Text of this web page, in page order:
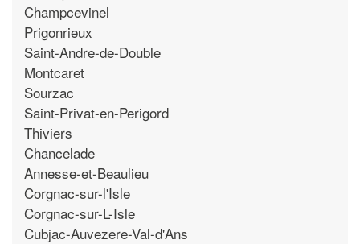
Champcevinel
Prigonrieux
Saint-Andre-de-Double
Montcaret
Sourzac
Saint-Privat-en-Perigord
Thiviers
Chancelade
Annesse-et-Beaulieu
Corgnac-sur-l'Isle
Corgnac-sur-L-Isle
Cubjac-Auvezere-Val-d'Ans